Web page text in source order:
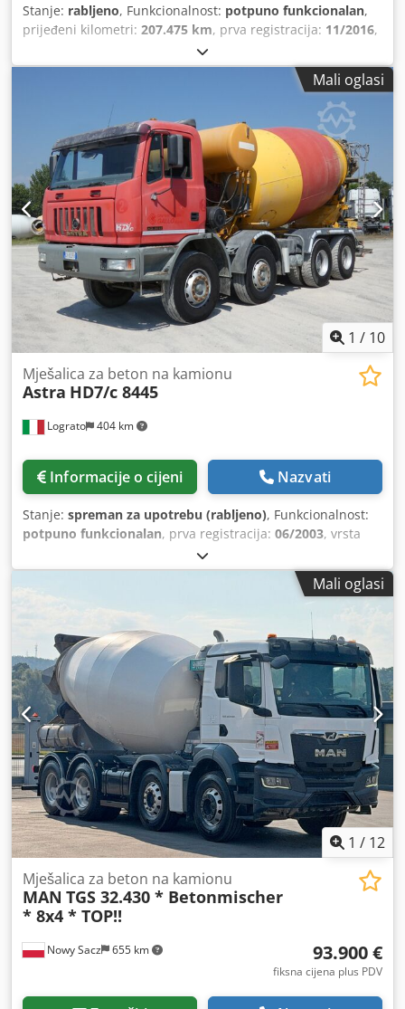
Stanje: rabljeno, Funkcionalnost: potpuno funkcionalan,
prijeđeni kilometri: 207.475 km, prva registracija: 11/2016,
Mali oglasi
1 / 10
Lograto 404 km
Mješalica za beton na kamionu
Astra HD7/c 8445
Informacije o cijeni Nazvati
Stanje: spreman za upotrebu (rabljeno), Funkcionalnost:
potpuno funkcionalan, prva registracija: 06/2003, vrsta
, konfiguracija osovina:
vozačeva kabina:dnevna kabina, vrsta prijenosa:
mehanički
2003,
Mali oglasi
1 / 12
Nowy Sacz 655 km
Mješalica za beton na kamionu
MAN TGS 32.430 * Betonmischer
* 8x4 * TOP!!
93.900 €
fiksna cijena plus PDV